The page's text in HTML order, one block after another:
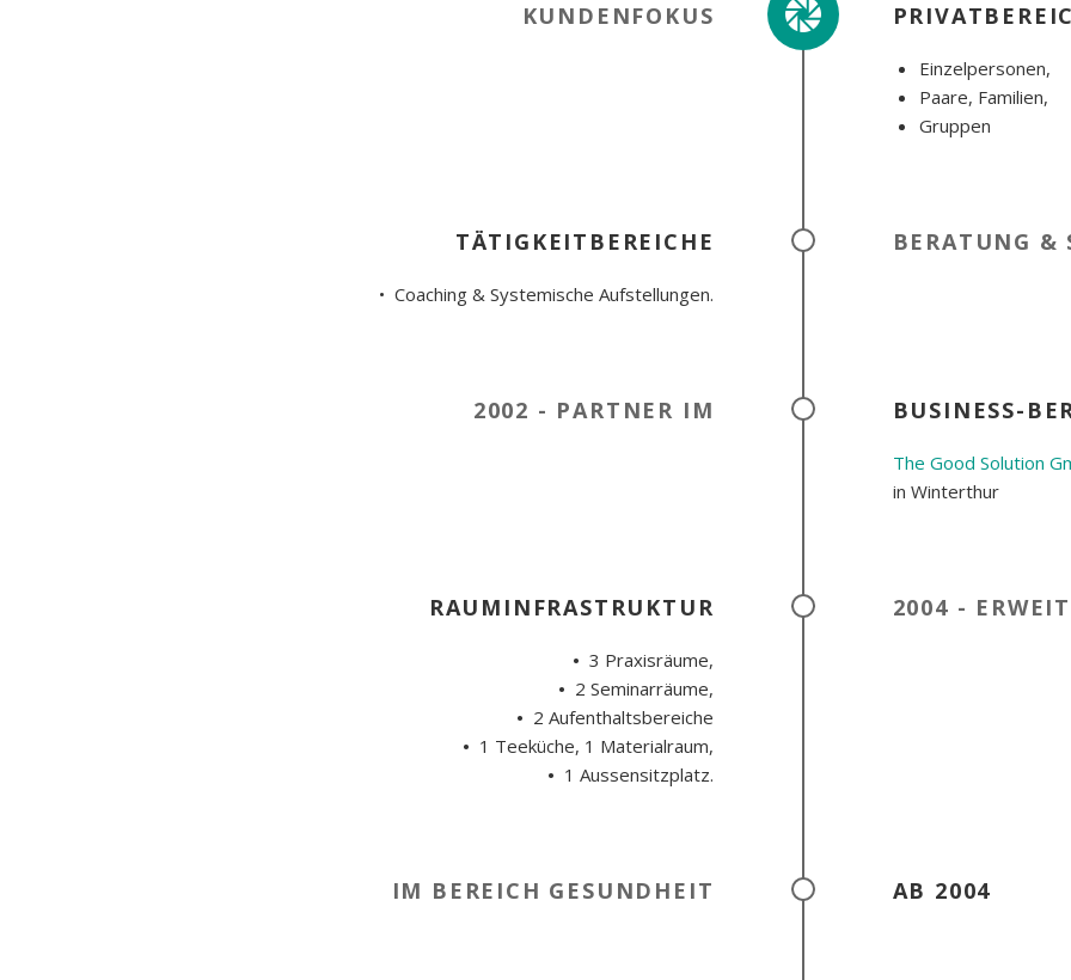
KUNDENFOKUS
Einzelpersonen,
Paare, Familien,
Gruppen
BERATUNG &
TÄTIGKEITBEREICHE
• Coaching & Systemische Aufstellungen.
2002 - PARTNER IM BUSINESS-
The Good Solution
in Winterthur
2004 -
RAUMINFRASTRUKTUR
• 3 Praxisräume,
• 2 Seminarräume,
• 2 Aufenthaltsbereiche
• 1 Teeküche, 1 Materialraum,
• 1 Aussensitzplatz.
IM BEREICH GESUNDHEIT AB 2004